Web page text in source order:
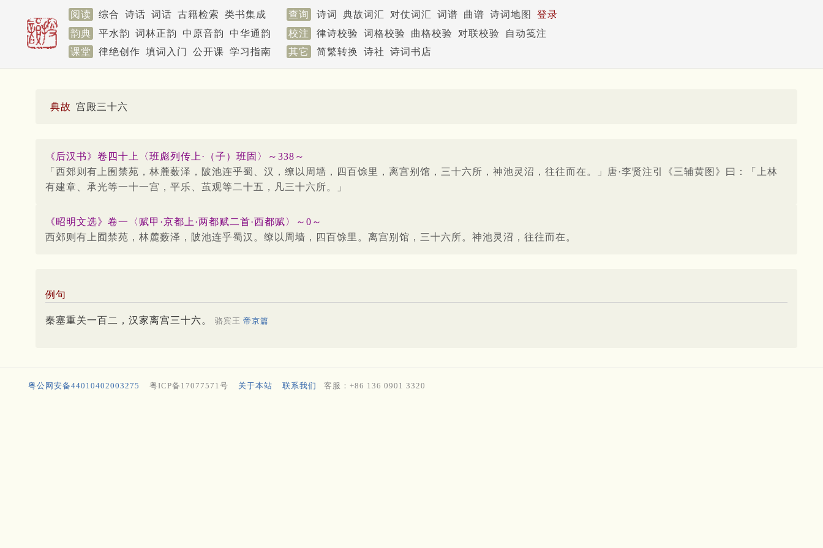
阅读 综合 诗话 词话 古籍检索 类书集成 查询 诗词 典故词汇 对仗词汇 词谱 曲谱 诗词地图
登录
韵典
平水韵 词林正韵 中原音韵 中华通韵 校注 律诗校验 词格校验 曲格校验 对联校验
自动笺注
课堂
律绝创作 填词入门 公开课 学习指南 其它 简繁转换 诗社 诗词书店
典故 宫殿三十六
《后汉书》卷四十上〈班彪列传上·（子）班固〉～338～
「西郊则有上囿禁苑，林麓薮泽，陂池连乎蜀、汉，缭以周墙，四百馀里，离宫别馆，三十六所，神池灵沼，往往而在。」唐·李贤注引《三辅黄图》曰：「上林
有建章、承光等一十一宫，平乐、茧观等二十五，凡三十六所。」
《昭明文选》卷一〈赋甲·京都上·两都赋二首·西都赋〉～0～
西郊则有上囿禁苑，林麓薮泽，陂池连乎蜀汉。缭以周墙，四百馀里。离宫别馆，三十六所。神池灵沼，往往而在。
例句
秦塞重关一百二，汉家离宫三十六。 骆宾王 帝京篇
粤公网安备44010402003275 粤ICP备17077571号 关于本站 联系我们 客服：+86 136 0901 3320